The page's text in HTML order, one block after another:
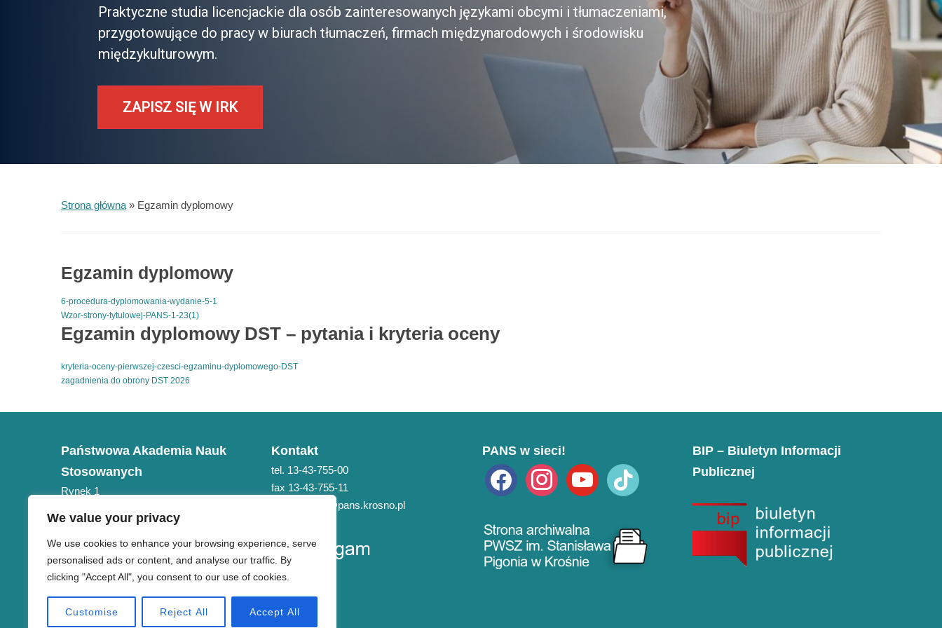
We value your privacy
We use cookies to enhance your browsing experience, serve
personalised ads or content, and analyse our traffic. By
clicking "Accept All", you consent to our use of cookies.
Customise Reject All Accept All
Praktyczne studia licencjackie dla osób zainteresowanych językami obcymi i tłumaczeniami,
przygotowujące do pracy w biurach tłumaczeń, firmach międzynarodowych i środowisku
międzykulturowym.
ZAPISZ SIĘ W IRK
Strona główna » Egzamin dyplomowy
Egzamin dyplomowy
6-procedura-dyplomowania-wydanie-5-1
Wzor-strony-tytulowej-PANS-1-23(1)
Egzamin dyplomowy DST – pytania i kryteria oceny
kryteria-oceny-pierwszej-czesci-egzaminu-dyplomowego-DST
zagadnienia do obrony DST 2026
Państwowa Akademia Nauk
Stosowanych
Rynek 1
NIP 684-21-75-051
Kontakt
tel. 13-43-755-00
fax 13-43-755-11
e-mail: pans@pans.krosno.pl
PANS w sieci!
facebook instagramyoutube tiktok
BIP – Biuletyn Informacji
Publicznej